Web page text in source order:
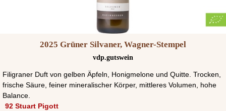
2025 Grüner Silvaner, Wagner-Stempel
vdp.gutswein
Filigraner Duft von gelben Äpfeln, Honigmelone und Quitte. Trocken,
frische Säure, feiner mineralischer Körper, mittleres Volumen, hohe
Balance.
92 Stuart Pigott